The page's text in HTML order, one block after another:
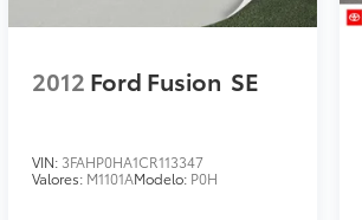
2012 Ford Fusion SE
VIN: 3FAHP0HA1CR113347
Valores: M1101AModelo: P0H